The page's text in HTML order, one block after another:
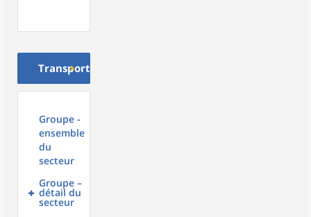
Transport
Groupe -
ensemble
du
secteur
Groupe –
détail du
secteur